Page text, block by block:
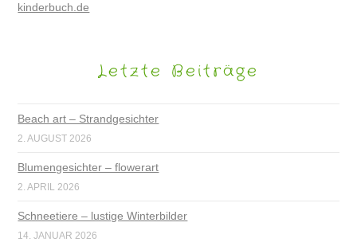
kinderbuch.de
Letzte Beiträge
Beach art – Strandgesichter
2. AUGUST 2026
Blumengesichter – flowerart
2. APRIL 2026
Schneetiere – lustige Winterbilder
14. JANUAR 2026